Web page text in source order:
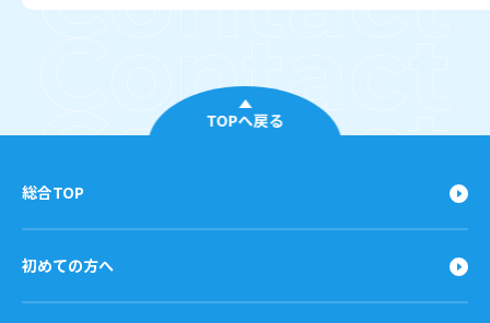
TOPへ戻る
総合TOP
初めての方へ